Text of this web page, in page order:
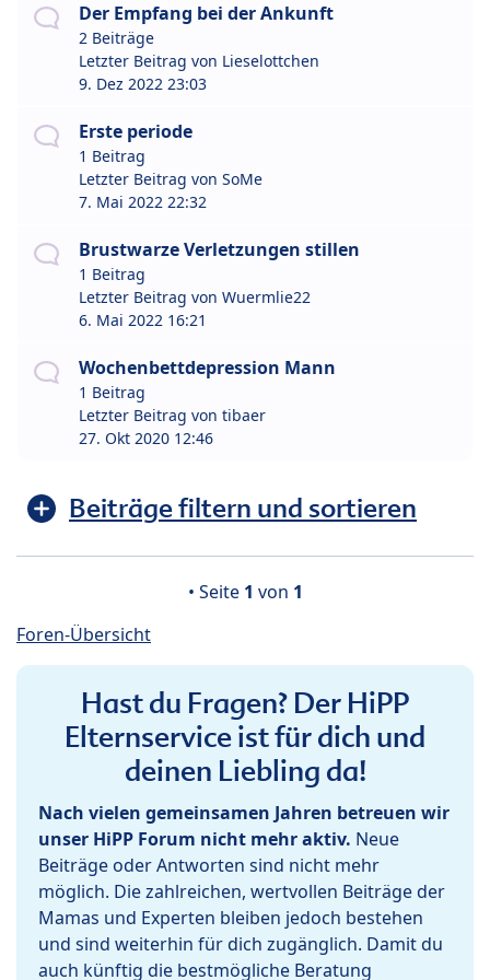
Der Empfang bei der Ankunft
2 Beiträge
Letzter Beitrag von Lieselottchen
9. Dez 2022 23:03
Erste periode
1 Beitrag
Letzter Beitrag von SoMe
7. Mai 2022 22:32
Brustwarze Verletzungen stillen
1 Beitrag
Letzter Beitrag von Wuermlie22
6. Mai 2022 16:21
Wochenbettdepression Mann
1 Beitrag
Letzter Beitrag von tibaer
27. Okt 2020 12:46
Beiträge filtern und sortieren
• Seite 1 von 1
Foren-Übersicht
Hast du Fragen? Der HiPP
Elternservice ist für dich und
deinen Liebling da!
Nach vielen gemeinsamen Jahren betreuen wir
unser HiPP Forum nicht mehr aktiv. Neue
Beiträge oder Antworten sind nicht mehr
möglich. Die zahlreichen, wertvollen Beiträge der
Mamas und Experten bleiben jedoch bestehen
und sind weiterhin für dich zugänglich. Damit du
auch künftig die bestmögliche Beratung